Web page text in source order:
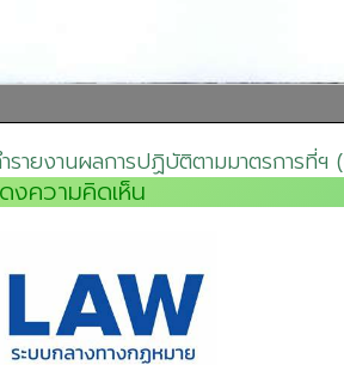
รายงานผลการปฏิบัติตามมาตรการที่
งความคิดเห็น